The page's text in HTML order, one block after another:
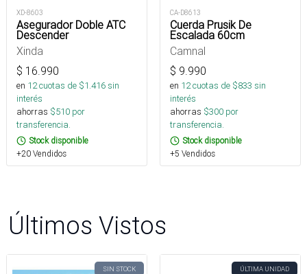
XD-8603
Asegurador Doble ATC
Descender
Xinda
$ 16.990
en 12cuotas de $1.416sin
interés
ahorras $510 por
transferencia.
Stock disponible
+20 Vendidos
CA-D8613
Cuerda Prusik De
Escalada 60cm
Camnal
$ 9.990
en 12cuotas de $833 sin
interés
ahorras $300 por
transferencia.
Stock disponible
+5 Vendidos
Últimos Vistos
SIN STOCK ÚLTIMA UNIDAD